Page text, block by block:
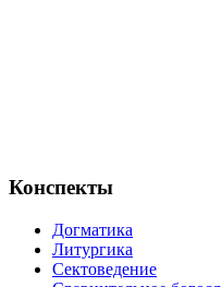
Конспекты
Догматика
Литургика
Сектоведение